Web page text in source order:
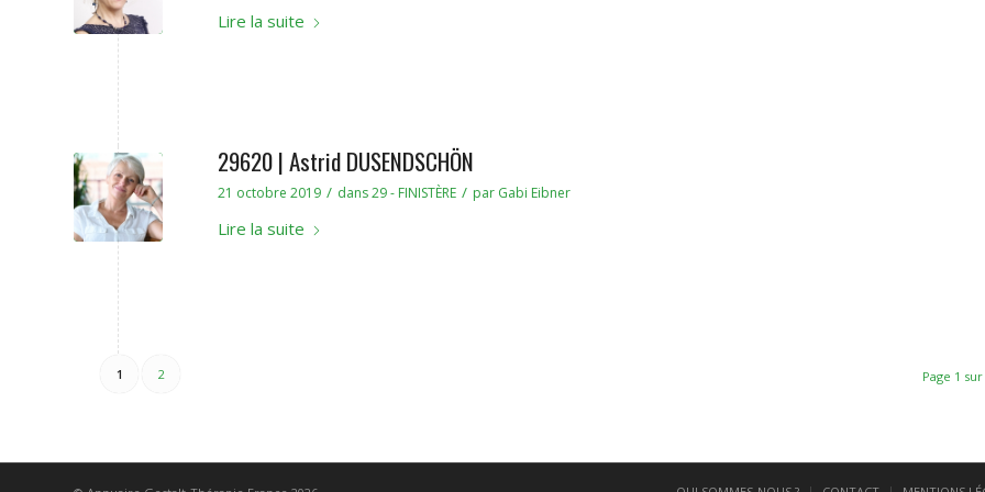
Lire la suite
29620 | Astrid DUSENDSCHÖN
21 octobre 2019 / dans29 - FINISTÈRE / par Gabi Eibner
Lire la suite
Page 1 sur
1 2